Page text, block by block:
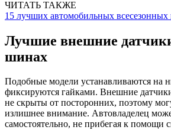
ЧИТАТЬ ТАКЖЕ
15 лучших автомобильных
Лучшие внешние
шинах
Подобные модели устанавливаются на
фиксируются гайками. Внешние
не скрыты от посторонних, поэтому
излишнее внимание. Автовладелец
самостоятельно, не прибегая к помощи